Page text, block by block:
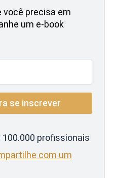
você precisa em
um e-book
profissionais
com um